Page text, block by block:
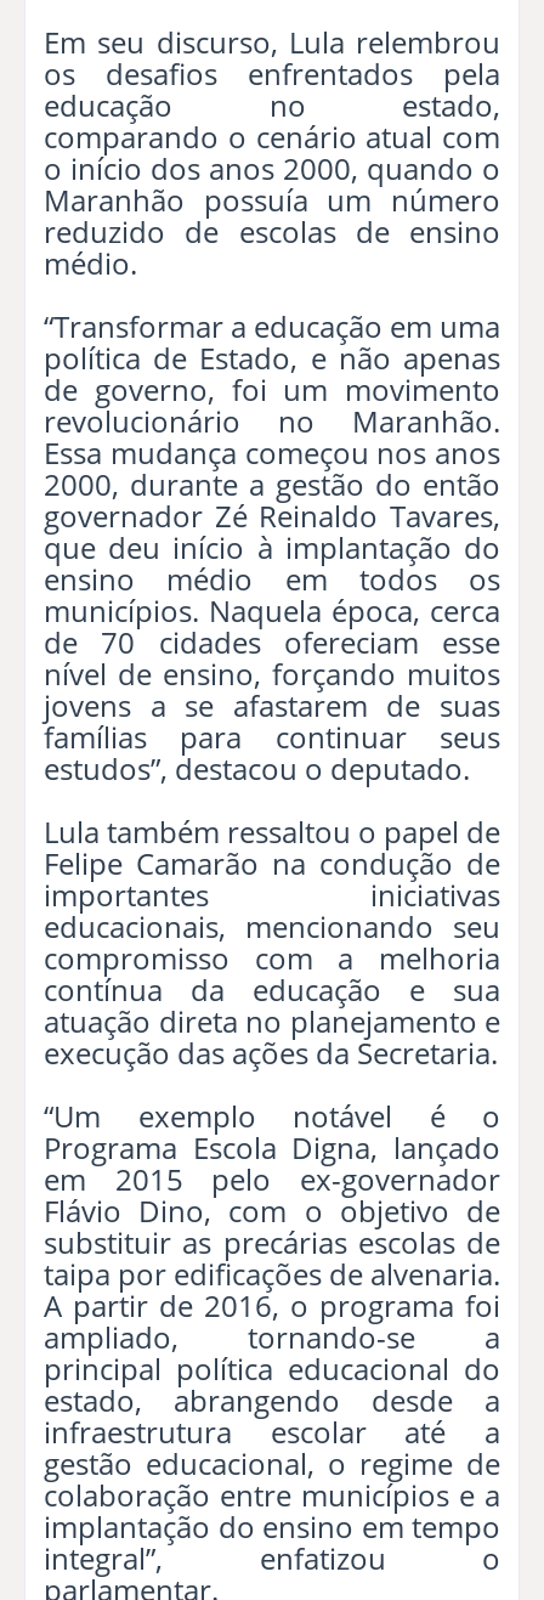
Em seu discurso, Lula relembrou
os desafios enfrentados pela
educação no estado,
comparando o cenário atual com
o início dos anos 2000, quando o
Maranhão possuía um número
reduzido de escolas de ensino
médio.
“Transformar a educação em uma
política de Estado, e não apenas
de governo, foi um movimento
revolucionário no Maranhão.
Essa mudança começou nos anos
2000, durante a gestão do então
governador Zé Reinaldo Tavares,
que deu início à implantação do
ensino médio em todos os
municípios. Naquela época, cerca
de 70 cidades ofereciam esse
nível de ensino, forçando muitos
jovens a se afastarem de suas
famílias para continuar seus
estudos”, destacou o deputado.
Lula também ressaltou o papel de
Felipe Camarão na condução de
importantes iniciativas
educacionais, mencionando seu
compromisso com a melhoria
contínua da educação e sua
atuação direta no planejamento e
execução das ações da Secretaria.
“Um exemplo notável é o
Programa Escola Digna, lançado
em 2015 pelo ex-governador
Flávio Dino, com o objetivo de
substituir as precárias escolas de
taipa por edificações de alvenaria.
A partir de 2016, o programa foi
ampliado, tornando-se a
principal política educacional do
estado, abrangendo desde a
infraestrutura escolar até a
gestão educacional, o regime de
colaboração entre municípios e a
implantação do ensino em tempo
integral”, enfatizou o
parlamentar.